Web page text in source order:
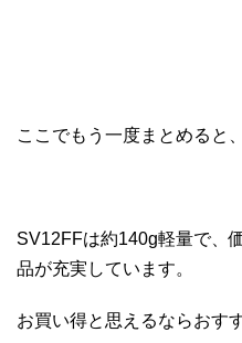
ここでもう一度まとめると、
SV12FFは約140g軽量で、
品が充実しています。
お買い得と思えるならおす